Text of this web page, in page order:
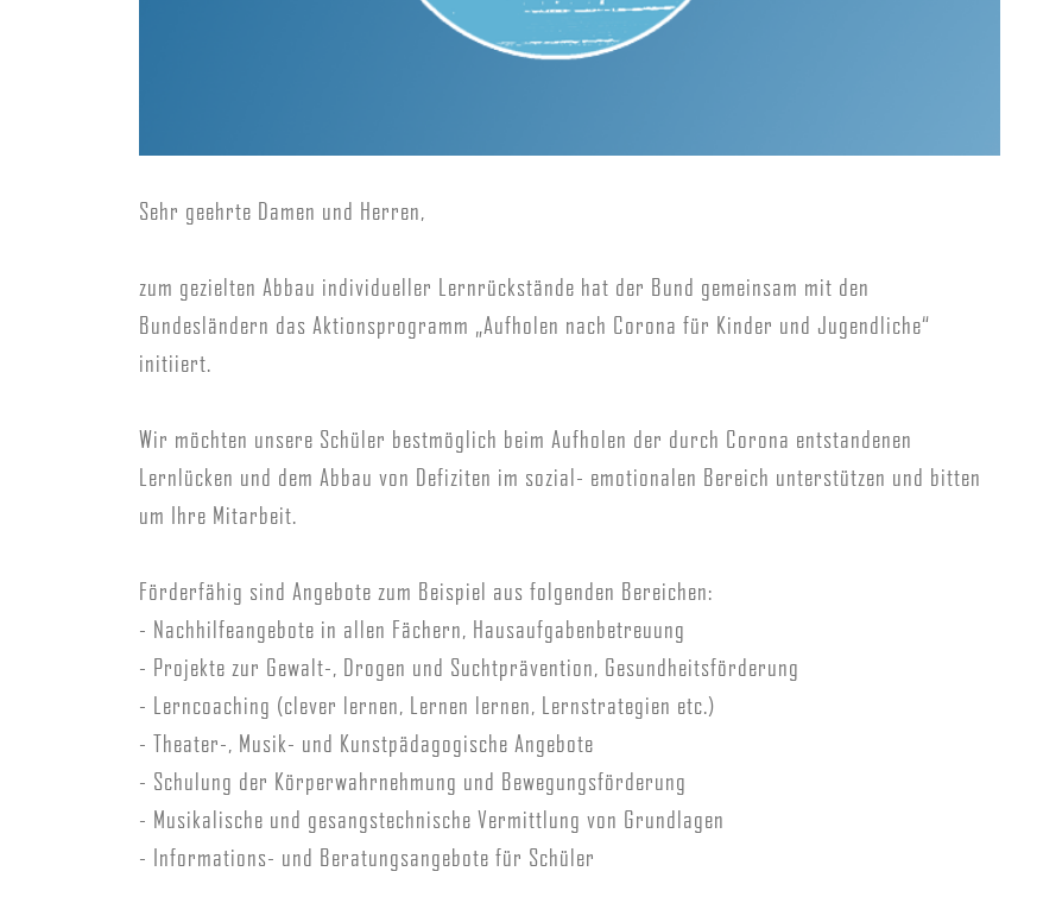
Sehr geehrte Damen und Herren,
zum gezielten Abbau individueller Lernrückstände hat der Bund gemeinsam mit den
Bundesländern das Aktionsprogramm „Aufholen nach Corona für Kinder und Jugendliche“
initiiert.
Wir möchten unsere Schüler bestmöglich beim Aufholen der durch Corona entstandenen
Lernlücken und dem Abbau von Defiziten im sozial- emotionalen Bereich unterstützen und bitten
um Ihre Mitarbeit.
Förderfähig sind Angebote zum Beispiel aus folgenden Bereichen:
- Nachhilfeangebote in allen Fächern, Hausaufgabenbetreuung
- Projekte zur Gewalt-, Drogen und Suchtprävention, Gesundheitsförderung
- Lerncoaching (clever lernen, Lernen lernen, Lernstrategien etc.)
- Theater-, Musik- und Kunstpädagogische Angebote
- Schulung der Körperwahrnehmung und Bewegungsförderung
- Musikalische und gesangstechnische Vermittlung von Grundlagen
- Informations- und Beratungsangebote für Schüler